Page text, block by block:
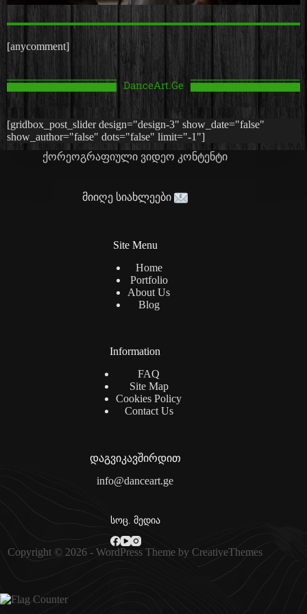
[anycomment]
DanceArt.Ge
[gridbox_post_slider design="design-3" show_date="false"
show_author="false" dots="false" limit="-1"]
ქორეოგრაფიული ვიდეო კონტენტი
მიიღე სიახლეები
Site Menu
Home
Portfolio
About Us
Blog
Information
FAQ
Site Map
Cookies Policy
Contact Us
დაგვიკავშირდით
info@danceart.ge
სოც. მედია
Copyright © 2026 - WordPress Theme by CreativeThemes